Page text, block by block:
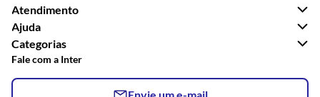
Atendimento
Ajuda
Categorias
Fale com a Inter